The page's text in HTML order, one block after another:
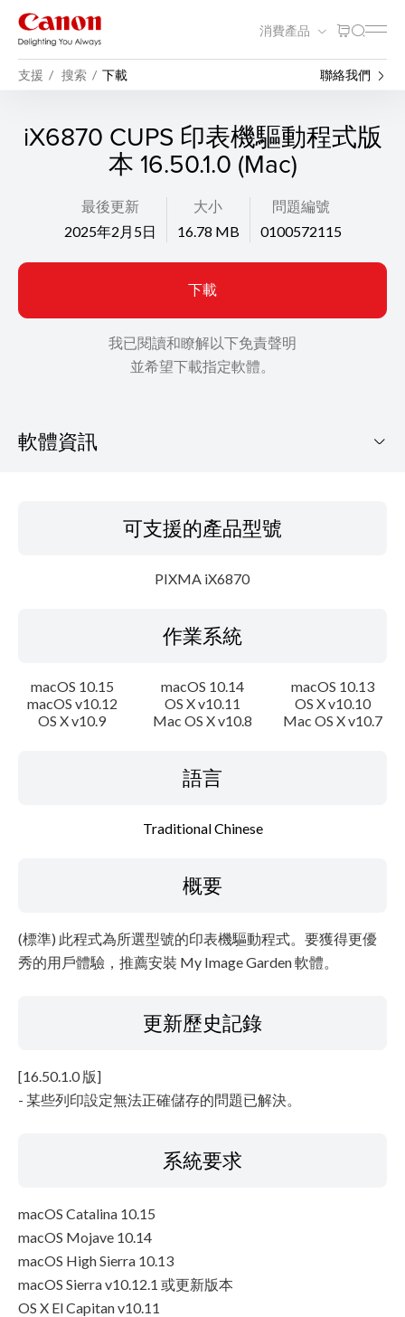
消費產品
支援 搜索 下載 聯絡我們
iX6870 CUPS 印表機驅動程式版
本 16.50.1.0 (Mac)
最後更新
2025年2月5日
大小
16.78 MB
問題編號
0100572115
下載
我已閱讀和瞭解以下免責聲明
並希望下載指定軟體。
軟體資訊
更新歷史記錄
系統要求
可支援的產品型號
PIXMA iX6870
作業系統
macOS 10.15 macOS 10.14
macOS 10.13
macOS v10.12
OS X v10.11
OS X v10.10
OS X v10.9
Mac OS X v10.8 Mac OS X v10.7
語言
Traditional Chinese
概要
(標準) 此程式為所選型號的印表機驅動程式。要獲得更優
秀的用戶體驗，推薦安裝 My Image Garden 軟體。
更新歷史記錄
[16.50.1.0 版]
- 某些列印設定無法正確儲存的問題已解決。
系統要求
macOS Catalina 10.15
macOS Mojave 10.14
macOS High Sierra 10.13
macOS Sierra v10.12.1 或更新版本
OS X El Capitan v10.11